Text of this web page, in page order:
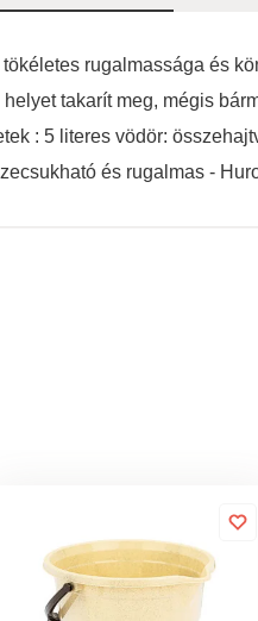
rugalmassága és
takarít meg, mégis
: 5 literes vödör:
és rugalmas -